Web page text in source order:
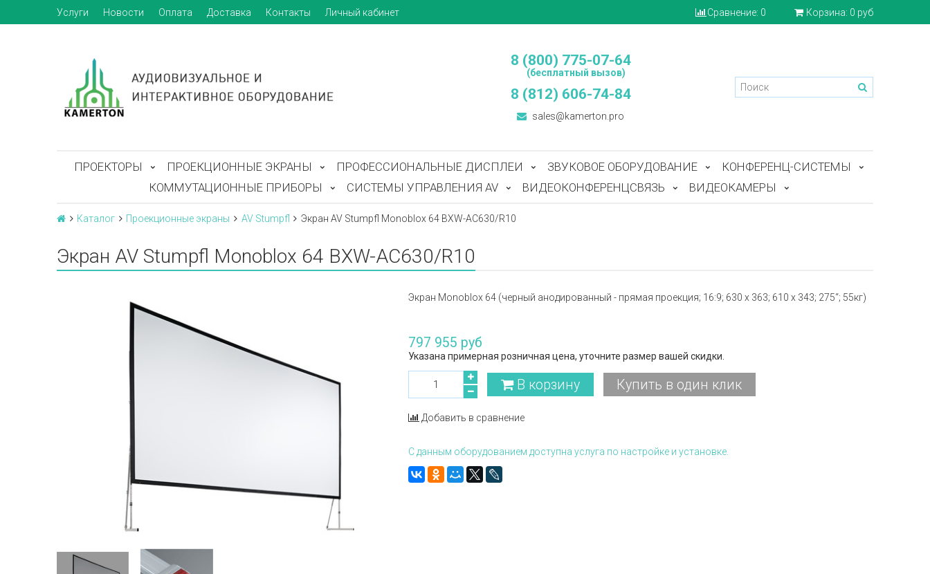
Услуги Новости Оплата Доставка Контакты Личный кабинет Сравнение: 0 Корзина: 0 руб
8 (800) 775-07-64
(бесплатный вызов)
8 (812) 606-74-84
sales@kamerton.pro
ПРОЕКТОРЫ ПРОЕКЦИОННЫЕ ЭКРАНЫ ПРОФЕССИОНАЛЬНЫЕ ДИСПЛЕИ ЗВУКОВОЕ ОБОРУДОВАНИЕ
КОНФЕРЕНЦ-СИСТЕМЫ
КОММУТАЦИОННЫЕ ПРИБОРЫ
СИСТЕМЫ УПРАВЛЕНИЯ AV ВИДЕОКОНФЕРЕНЦСВЯЗЬ ВИДЕОКАМЕРЫ
Каталог Проекционные экраны AV Stumpfl Экран AV Stumpfl Monoblox 64 BXW-AC630/R10
Экран AV Stumpfl Monoblox 64 BXW-AC630/R10
Экран Monoblox 64 (черный анодированный - прямая проекция; 16:9; 630 x 363; 610 x 343; 275“; 55кг)
797 955 руб
Указана примерная розничная цена, уточните размер вашей скидки.
В корзину Купить в один клик
Добавить в сравнение
С данным оборудованием доступна услуга по настройке и установке.